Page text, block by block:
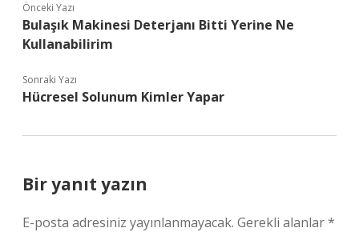
Önceki Yazı
Bulaşık Makinesi Deterjanı Bitti Yerine Ne
Kullanabilirim
Sonraki Yazı
Hücresel Solunum Kimler Yapar
Bir yanıt yazın
E-posta adresiniz yayınlanmayacak. Gerekli alanlar*